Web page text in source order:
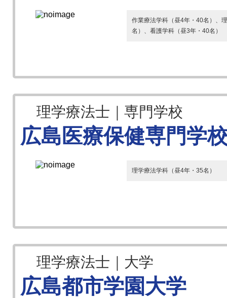
作業療法学科（昼4年・40名）、
名）、看護学科（昼3年・40名）
理学療法士｜専門学校
広島医療保健専門学
理学療法学科（昼4年・35名）
理学療法士｜大学
広島都市学園大学